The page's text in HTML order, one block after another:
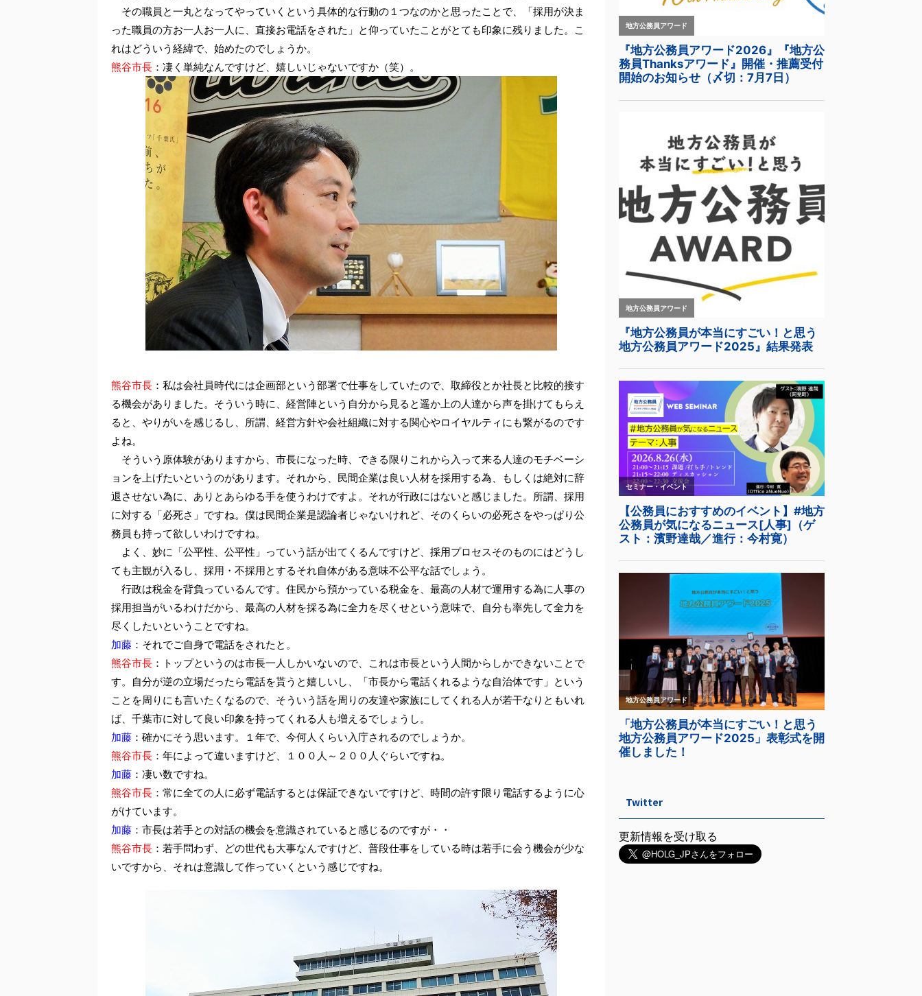
その職員と一丸となってやっていくという具体的な行動の１つなのかと思ったことで、「採用が決ま
った職員の方お一人お一人に、直接お電話をされた」と仰っていたことがとても印象に残りました。こ
れはどういう経緯で、始めたのでしょうか。
熊谷市長 ：凄く単純なんですけど、嬉しいじゃないですか（笑）。
熊谷市長 ：私は会社員時代には企画部という部署で仕事をしていたので、取締役とか社長と比較的接す
る機会がありました。そういう時に、経営陣という自分から見ると遥か上の人達から声を掛けてもらえ
ると、やりがいを感じるし、所謂、経営方針や会社組織に対する関心やロイヤルティにも繋がるのです
よね。
そういう原体験がありますから、市長になった時、できる限りこれから入って来る人達のモチベーシ
ョンを上げたいというのがあります。それから、民間企業は良い人材を採用する為、もしくは絶対に辞
退させない為に、ありとあらゆる手を使うわけですよ。それが行政にはないと感じました。所謂、採用
に対する「必死さ」ですね。僕は民間企業是認論者じゃないけれど、そのくらいの必死さをやっぱり公
務員も持って欲しいわけですね。
よく、妙に「公平性、公平性」っていう話が出てくるんですけど、採用プロセスそのものにはどうし
ても主観が入るし、採用・不採用とするそれ自体がある意味不公平な話でしょう。
行政は税金を背負っているんです。住民から預かっている税金を、最高の人材で運用する為に人事の
採用担当がいるわけだから、最高の人材を採る為に全力を尽くせという意味で、自分も率先して全力を
尽くしたいということですね。
加藤 ：それでご自身で電話をされたと。
熊谷市長 ：トップというのは市長一人しかいないので、これは市長という人間からしかできないことで
す。自分が逆の立場だったら電話を貰うと嬉しいし、「市長から電話くれるような自治体です」という
ことを周りにも言いたくなるので、そういう話を周りの友達や家族にしてくれる人が若干なりともいれ
ば、千葉市に対して良い印象を持ってくれる人も増えるでしょうし。
加藤 ：確かにそう思います。１年で、今何人くらい入庁されるのでしょうか。
熊谷市長 ：年によって違いますけど、１００人～２００人ぐらいですね。
加藤 ：凄い数ですね。
熊谷市長 ：常に全ての人に必ず電話するとは保証できないですけど、時間の許す限り電話するように心
がけています。
加藤 ：市長は若手との対話の機会を意識されていると感じるのですが・・
熊谷市長 ：若手問わず、どの世代も大事なんですけど、普段仕事をしている時は若手に会う機会が少な
いですから、それは意識して作っていくという感じですね。
Twitter
更新情報を受け取る